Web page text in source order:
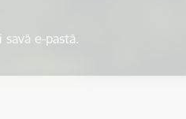
savā e-pastā.